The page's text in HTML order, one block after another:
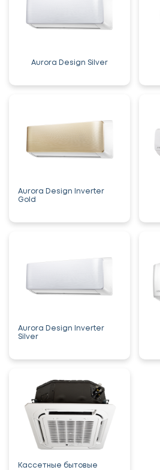
Aurora Design Silver
Aurora Design Inverter
Gold
Aurora Design Inverter
Silver
Кассетные бытовые